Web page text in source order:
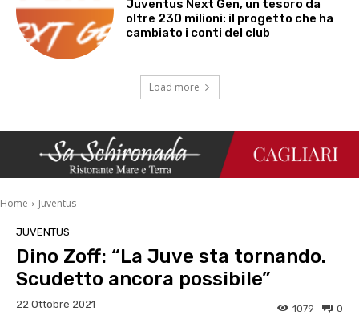
Juventus Next Gen, un tesoro da
oltre 230 milioni: il progetto che ha
cambiato i conti del club
Load more